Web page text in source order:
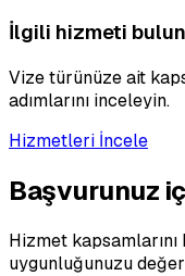
İlgili hizmeti bulun
Vize türünüze ait
adımlarını inceleyin.
Hizmetleri İncele
Başvurunuz
Hizmet
uygunluğunuzu